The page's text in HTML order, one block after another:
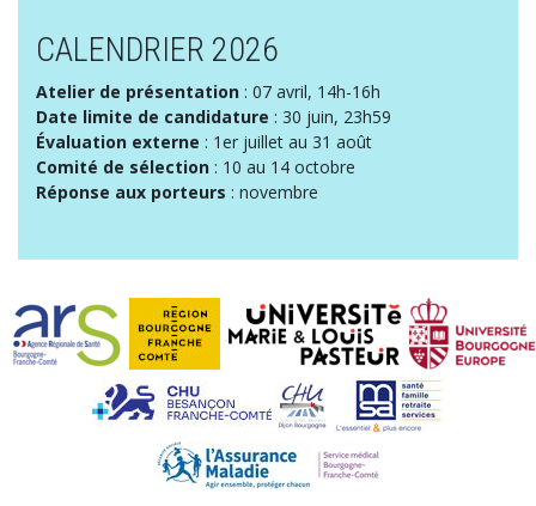
CALENDRIER 2026
Atelier de présentation : 07 avril, 14h-16h
Date limite de candidature : 30 juin, 23h59
Évaluation externe : 1er juillet au 31 août
Comité de sélection : 10 au 14 octobre
Réponse aux porteurs : novembre